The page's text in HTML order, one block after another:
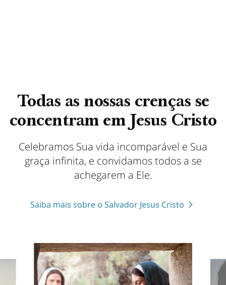
Todas as nossas crenças se
concentram em Jesus Cristo
Celebramos Sua vida incomparável e Sua
graça infinita, e convidamos todos a se
achegarem a Ele.
Saiba mais sobre o Salvador Jesus Cristo